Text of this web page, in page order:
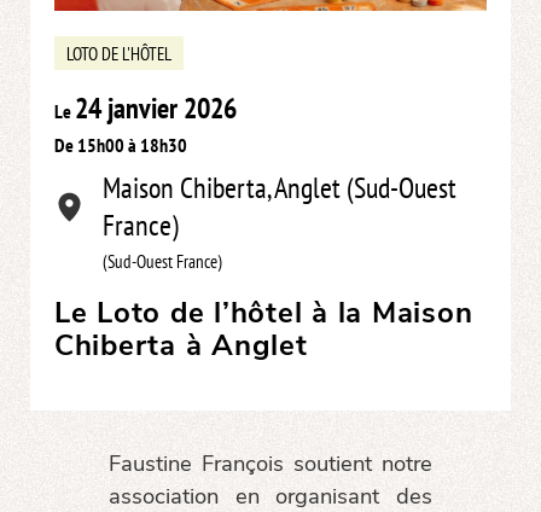
LOTO DE L'HÔTEL
Le 24 janvier 2026
De 15h00 à 18h30
Maison Chiberta, Anglet (Sud-Ouest
France)
(Sud-Ouest France)
Le Loto de l’hôtel à la Maison
Chiberta à Anglet
Faustine François soutient notre
association en organisant des